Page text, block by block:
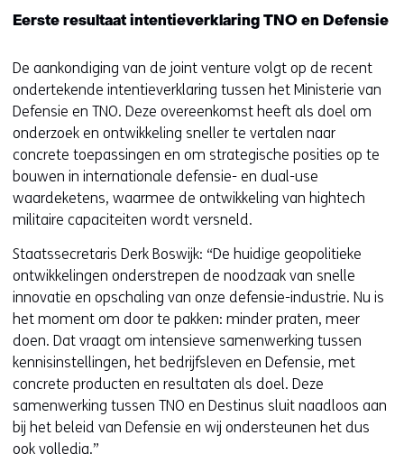
Eerste resultaat intentieverklaring TNO en Defensie
De aankondiging van de joint venture volgt op de recent
ondertekende intentieverklaring tussen het Ministerie van
Defensie en TNO. Deze overeenkomst heeft als doel om
onderzoek en ontwikkeling sneller te vertalen naar
concrete toepassingen en om strategische posities op te
bouwen in internationale defensie- en dual-use
waardeketens, waarmee de ontwikkeling van hightech
militaire capaciteiten wordt versneld.
Staatssecretaris Derk Boswijk: “De huidige geopolitieke
ontwikkelingen onderstrepen de noodzaak van snelle
innovatie en opschaling van onze defensie-industrie. Nu is
het moment om door te pakken: minder praten, meer
doen. Dat vraagt om intensieve samenwerking tussen
kennisinstellingen, het bedrijfsleven en Defensie, met
concrete producten en resultaten als doel. Deze
samenwerking tussen TNO en Destinus sluit naadloos aan
bij het beleid van Defensie en wij ondersteunen het dus
ook volledig.”